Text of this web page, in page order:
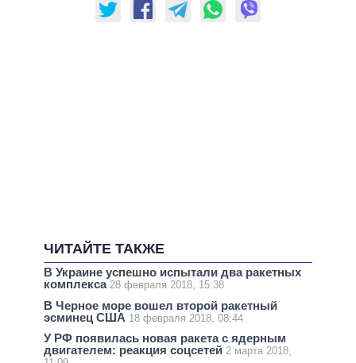
ЧИТАЙТЕ ТАКЖЕ
В Украине успешно испытали два ракетных
комплекса 28 февраля 2018, 15:38
В Черное море вошел второй ракетный
эсминец США 18 февраля 2018, 08:44
У РФ появилась новая ракета с ядерным
двигателем: реакция соцсетей 2 марта 2018,